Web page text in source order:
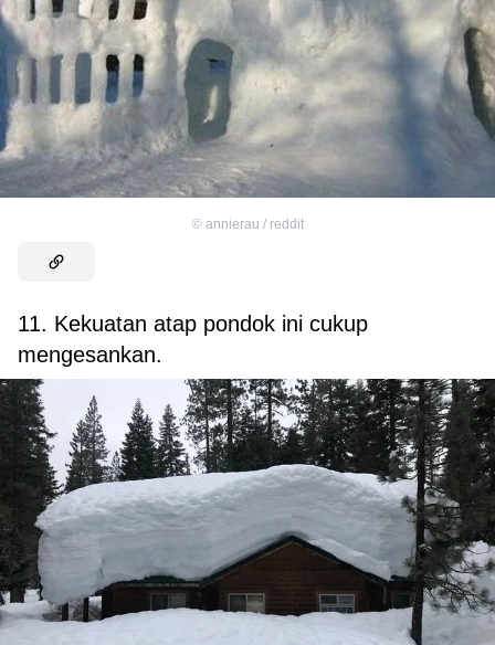
© annierau / reddit
11. Kekuatan atap pondok ini cukup
mengesankan.